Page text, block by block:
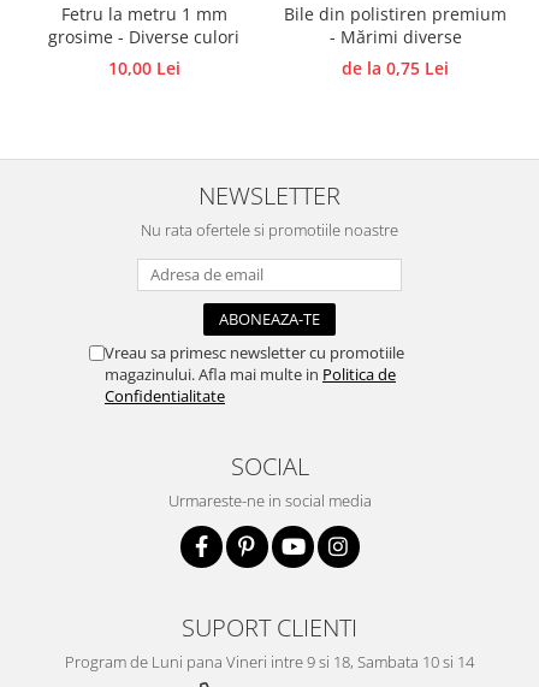
Stampile silicon
Ustensile, aparate
Cutter, trimmer
Hartie creponata
Plante uscate
Materiale textile
Fetru la metru 1 mm
grosime - Diverse culori
10,00 Lei
Bile din polistiren premium
- Mărimi diverse
de la 0,75 Lei
NEWSLETTER
Nu rata ofertele si promotiile noastre
Vreau sa primesc newsletter cu promotiile
magazinului. Afla mai multe in Politica de
Confidentialitate
SOCIAL
Urmareste-ne in social media
SUPORT CLIENTI
Program de Luni pana Vineri intre 9 si 18, Sambata 10 si 14